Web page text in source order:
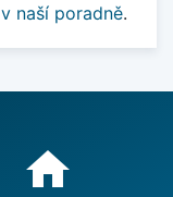
v naší poradně.
home